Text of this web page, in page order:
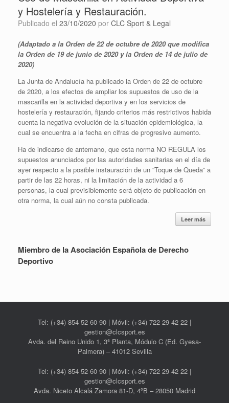
y Hostelería y Restauración.
Publicado el 23/10/2020 por CLC Sport & Legal
(Adaptado a la Orden de 22 de octubre de 2020 que modifica
la Orden de 19 de junio de 2020 y la Orden de 14 de julio de
2020)
La Junta de Andalucía ha publicado la Orden de 22 de octubre
de 2020, a los efectos de ampliar los supuestos de uso de la
mascarilla en la actividad deportiva y en los servicios de
hostelería y restauración, fijando criterios más restrictivos habida
cuenta la negativa evolución de la situación epidemiológica, la
cual se encuentra a la fecha en cifras de progresivo aumento.
Ha de indicarse de antemano, que esta norma NO REGULA los
supuestos anunciados por las autoridades sanitarias en el día de
ayer respecto a la posible instauración de un “Toque de Queda” a
partir de las 22 horas, ni la limitación de la actividad a 6
personas, la cual previsiblemente será objeto de publicación en
otra norma, la cual aún no consta publicada.
Leer más
Miembro de la Asociación Española de Derecho
Deportivo
Tel: (+34) 854 52 60 90 | Móvil: (+34) 722 29 42 22 |
gestion@clcsport.es
Avda. del Reino Unido 1, 3ª Planta, Módulo C (Ed. Gyesa-
Palmera) – 41012 Sevilla
Tel: (+34) 854 52 60 90 | Móvil: (+34) 722 29 42 22 |
gestion@clcsport.es
Avda. Niceto Alcalá Zamora 81-D, 4ºB – 28050 Madrid